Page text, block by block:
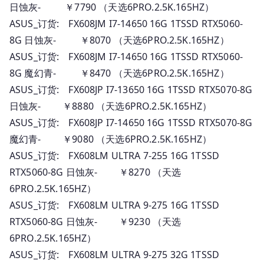
日蚀灰- ￥7790 （天选6PRO.2.5K.165HZ）
ASUS_订货: FX608JM I7-14650 16G 1TSSD RTX5060-
8G 日蚀灰- ￥8070 （天选6PRO.2.5K.165HZ）
ASUS_订货: FX608JM I7-14650 16G 1TSSD RTX5060-
8G 魔幻青- ￥8470 （天选6PRO.2.5K.165HZ）
ASUS_订货: FX608JP I7-13650 16G 1TSSD RTX5070-8G
日蚀灰- ￥8880 （天选6PRO.2.5K.165HZ）
ASUS_订货: FX608JP I7-14650 16G 1TSSD RTX5070-8G
魔幻青- ￥9080 （天选6PRO.2.5K.165HZ）
ASUS_订货: FX608LM ULTRA 7-255 16G 1TSSD
RTX5060-8G 日蚀灰- ￥8270 （天选
6PRO.2.5K.165HZ）
ASUS_订货: FX608LM ULTRA 9-275 16G 1TSSD
RTX5060-8G 日蚀灰- ￥9230 （天选
6PRO.2.5K.165HZ）
ASUS_订货: FX608LM ULTRA 9-275 32G 1TSSD